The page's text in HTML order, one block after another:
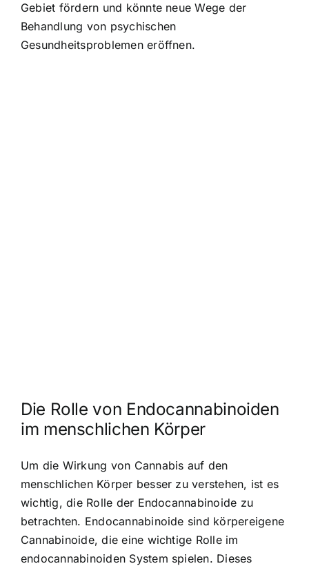
Gebiet fördern und könnte neue Wege der
Behandlung von psychischen
Gesundheitsproblemen eröffnen.
Die Rolle von Endocannabinoiden
im menschlichen Körper
Um die Wirkung von Cannabis auf den
menschlichen Körper besser zu verstehen, ist es
wichtig, die Rolle der Endocannabinoide zu
betrachten. Endocannabinoide sind körpereigene
Cannabinoide, die eine wichtige Rolle im
endocannabinoiden System spielen. Dieses